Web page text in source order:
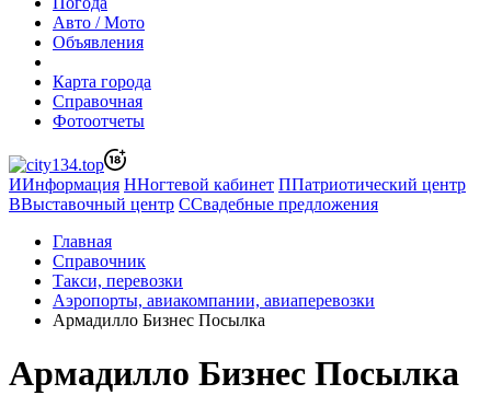
Авто / Мото
Объявления
Карта города
Справочная
Фотоотчеты
ИИнформация ННогтевой кабинет ППатриотический центр
ВВыставочный центр ССвадебные предложения
Главная
Справочник
Такси, перевозки
Аэропорты, авиакомпании, авиаперевозки
Армадилло Бизнес Посылка
Армадилло Бизнес Посылка